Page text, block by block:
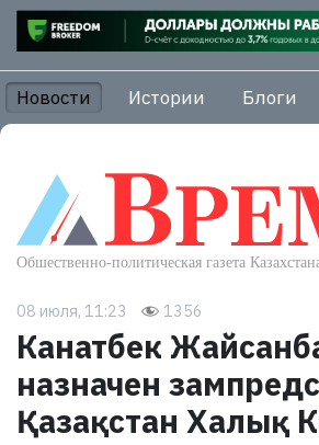
Новости Истории Блоги
08 июля, 11:23 1356
Канатбек
назначен
Қазақстан Халық